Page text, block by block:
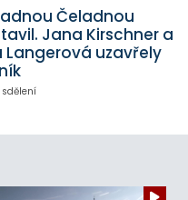
Čeladnou
Jana Kirschner a
Langerová uzavřely
sdělení